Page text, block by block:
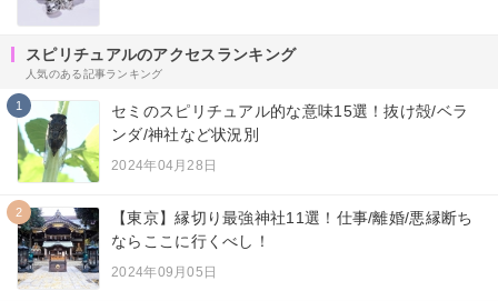
スピリチュアルのアクセスランキング
人気のある記事ランキング
1
セミのスピリチュアル的な意味15選！抜け殻/ベラ
ンダ/神社など状況別
2024年04月28日
2
【東京】縁切り最強神社11選！仕事/離婚/悪縁断ち
ならここに行くべし！
2024年09月05日